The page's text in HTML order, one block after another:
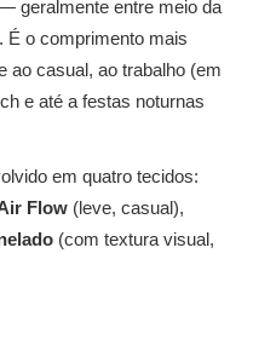
geralmente entre meio da
É o comprimento mais
ao casual, ao trabalho (em
e até a festas noturnas
em quatro tecidos:
Flow (leve, casual),
(com textura visual,